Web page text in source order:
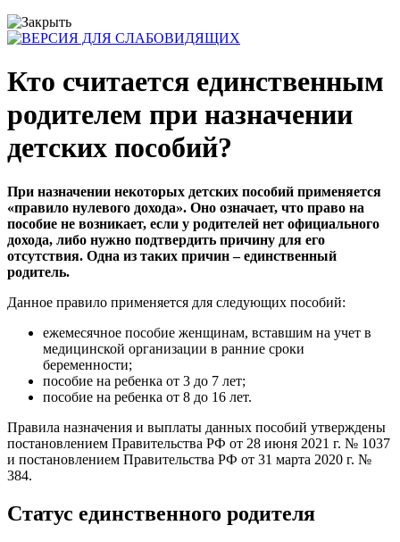
Кто считается единственным
родителем при назначении
детских пособий?
При назначении некоторых детских пособий применяется
«правило нулевого дохода». Оно означает, что право на
пособие не возникает, если у родителей нет официального
дохода, либо нужно подтвердить причину для его
отсутствия. Одна из таких причин – единственный
родитель.
Данное правило применяется для следующих пособий:
ежемесячное пособие женщинам, вставшим на учет в
медицинской организации в ранние сроки
беременности;
пособие на ребенка от 3 до 7 лет;
пособие на ребенка от 8 до 16 лет.
Правила назначения и выплаты данных пособий утверждены
постановлением Правительства РФ от 28 июня 2021 г. № 1037
и постановлением Правительства РФ от 31 марта 2020 г. №
384.
Статус единственного родителя